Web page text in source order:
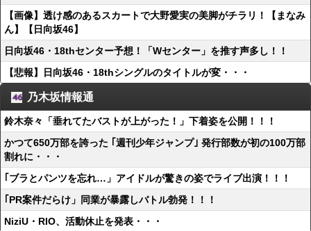
【画像】透け感のあるスカートで大野愛実の美脚がチラリ！【まなみ
ん】【日向坂46】
日向坂46・18thセンター予想！「Wセンター」を推す声多し！！
【悲報】日向坂46・18thシングルのタイトルが変・・・
乃木坂情報通
鈴木奈々「垂れてたバストが上がった！」下着姿を公開！！！
かつて650万部を誇った ｢週刊少年ジャンプ｣ 発行部数が初の100万部
割れに・・・
｢ブラとパンツを忘れ…」アイドルが驚きの姿でライブ出演！！！
｢PR案件だらけ」同業が暴露しバトル勃発！！！
NiziU・RIO、活動休止を発表・・・